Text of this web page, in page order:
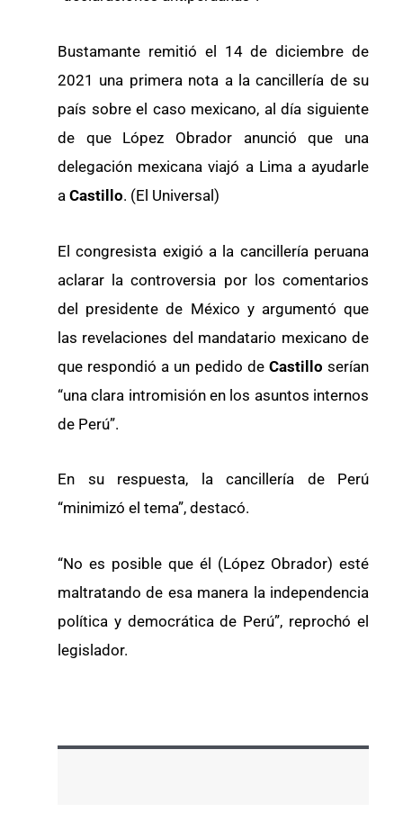
Bustamante remitió el 14 de diciembre de
2021 una primera nota a la cancillería de su
país sobre el caso mexicano, al día siguiente
de que López Obrador anunció que una
delegación mexicana viajó a Lima a ayudarle
a Castillo. (El Universal)
El congresista exigió a la cancillería peruana
aclarar la controversia por los comentarios
del presidente de México y argumentó que
las revelaciones del mandatario mexicano de
que respondió a un pedido de Castillo serían
“una clara intromisión en los asuntos internos
de Perú”.
En su respuesta, la cancillería de Perú
“minimizó el tema”, destacó.
“No es posible que él (López Obrador) esté
maltratando de esa manera la independencia
política y democrática de Perú”, reprochó el
legislador.